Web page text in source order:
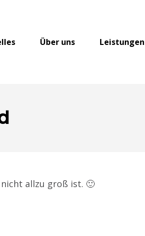
Über uns Leistungen
allzu groß ist. 🙂